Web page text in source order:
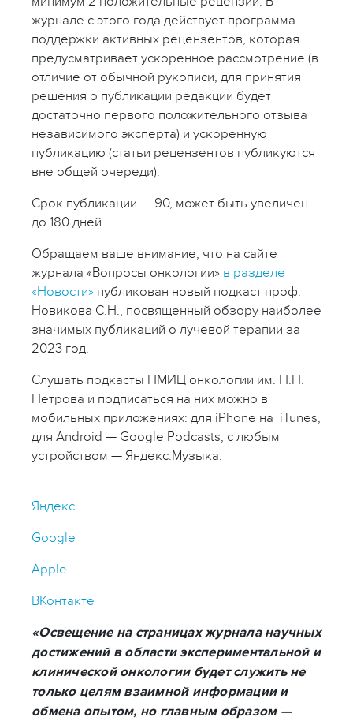
журнале с этого года действует программа
поддержки активных рецензентов, которая
предусматривает ускоренное рассмотрение (в
отличие от обычной рукописи, для принятия
решения о публикации редакции будет
достаточно первого положительного отзыва
независимого эксперта) и ускоренную
публикацию (статьи рецензентов публикуются
вне общей очереди).
Срок публикации — 90, может быть увеличен
до 180 дней.
Обращаем ваше внимание, что на сайте
журнала «Вопросы онкологии» в разделе
«Новости» публикован новый подкаст проф.
Новикова С.Н., посвященный обзору наиболее
значимых публикаций о лучевой терапии за
2023 год.
Слушать подкасты НМИЦ онкологии им. Н.Н.
Петрова и подписаться на них можно в
мобильных приложениях: для iPhone на iTunes,
для Android — Google Podcasts, с любым
устройством — Яндекс.Музыка.
Яндекс
Google
Apple
ВКонтакте
«Освещение на страницах журнала научных
достижений в области экспериментальной и
клинической онкологии будет служить не
только целям взаимной информации и
обмена опытом, но главным образом —